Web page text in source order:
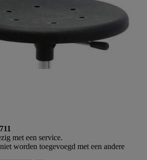
met een service.
worden toegevoegd met een andere